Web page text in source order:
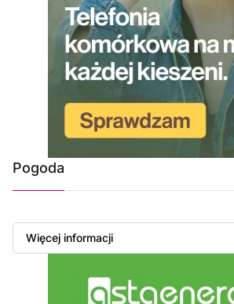
Pogoda
Więcej informacji